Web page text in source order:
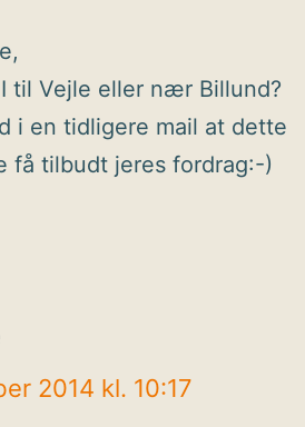
til Vejle eller nær Billund?
i en tidligere mail at dette
få tilbudt jeres fordrag:-)
2014 kl. 10:17